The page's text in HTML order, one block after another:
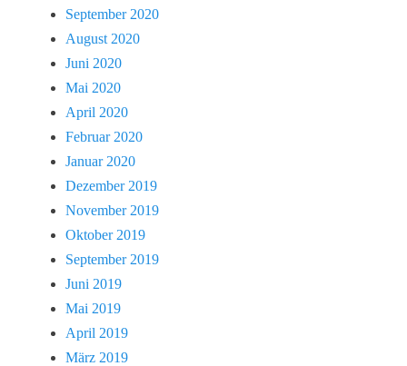
September 2020
August 2020
Juni 2020
Mai 2020
April 2020
Februar 2020
Januar 2020
Dezember 2019
November 2019
Oktober 2019
September 2019
Juni 2019
Mai 2019
April 2019
März 2019